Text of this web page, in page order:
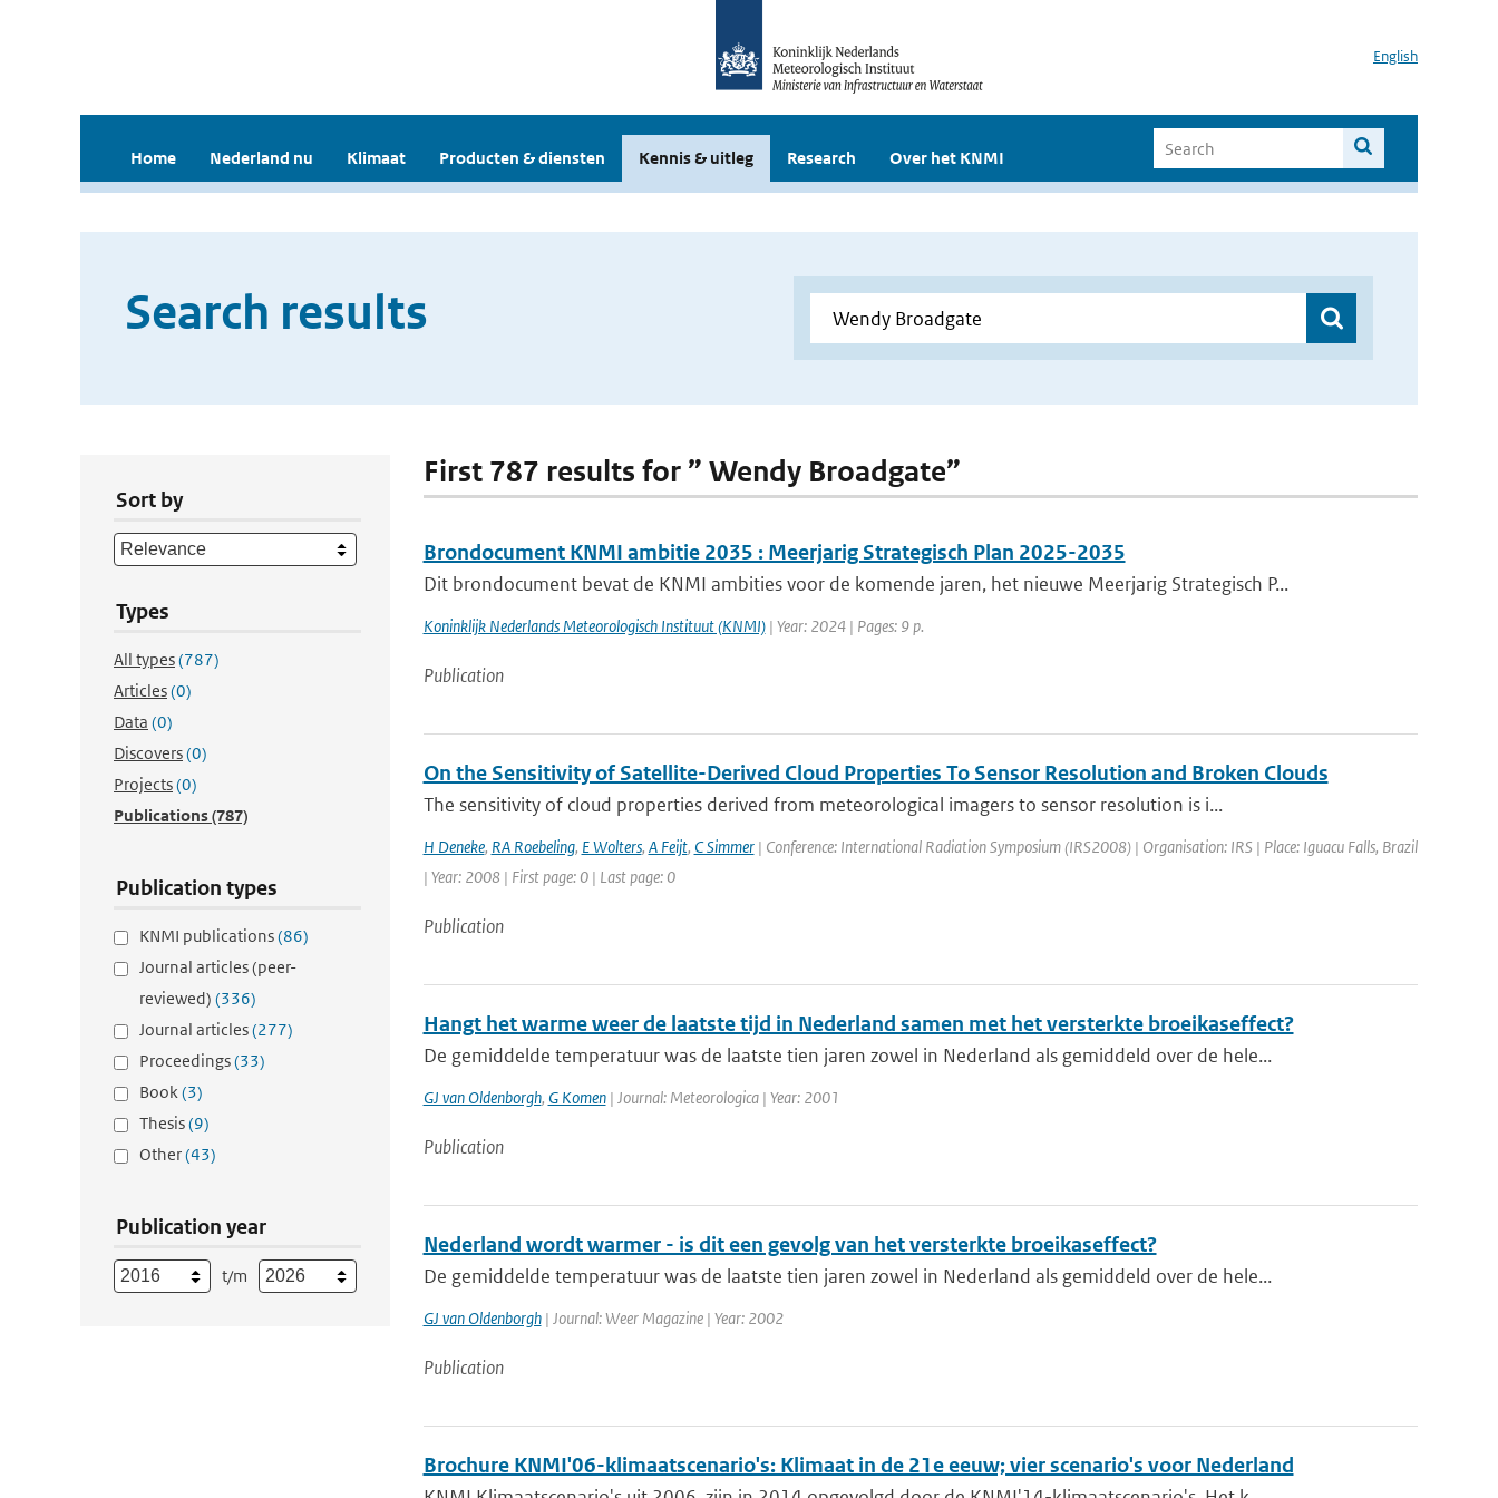
English
Home Nederland nu Klimaat Producten & diensten Kennis & uitleg Research Over het KNMI
Search results
Sort by
Types
All types(787)
Articles(0)
Data (0)
Discovers(0)
Projects(0)
Publications(787)
Publication types
KNMI publications(86)
Journal articles (peer-
reviewed) (336)
Journal articles(277)
Proceedings(33)
Book(3)
Thesis(9)
Other(43)
Publication year
t/m
First 787 results for ” Wendy Broadgate”
Brondocument KNMI ambitie 2035 : Meerjarig Strategisch Plan 2025-2035
Dit brondocument bevat de KNMI ambities voor de komende jaren, het nieuwe Meerjarig Strategisch P...
Koninklijk Nederlands Meteorologisch Instituut (KNMI)| Year: 2024 | Pages: 9 p.
Publication
On the Sensitivity of Satellite-Derived Cloud Properties To Sensor Resolution and Broken Clouds
The sensitivity of cloud properties derived from meteorological imagers to sensor resolution is i...
H Deneke, RA Roebeling, E Wolters, A Feijt, C Simmer| Conference: International Radiation Symposium (IRS2008) | Organisation: IRS | Place: Iguacu Falls, Brazil
| Year: 2008 | First page: 0 | Last page: 0
Publication
Hangt het warme weer de laatste tijd in Nederland samen met het versterkte broeikaseffect?
De gemiddelde temperatuur was de laatste tien jaren zowel in Nederland als gemiddeld over de hele...
GJ van Oldenborgh, G Komen| Journal: Meteorologica | Year: 2001
Publication
Nederland wordt warmer - is dit een gevolg van het versterkte broeikaseffect?
De gemiddelde temperatuur was de laatste tien jaren zowel in Nederland als gemiddeld over de hele...
GJ van Oldenborgh| Journal: Weer Magazine | Year: 2002
Publication
Brochure KNMI'06-klimaatscenario's: Klimaat in de 21e eeuw; vier scenario's voor Nederland